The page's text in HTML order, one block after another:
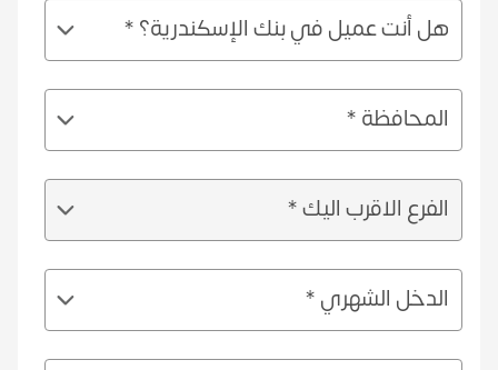
هل أنت عميل في بنك الإسكندرية؟ *
المحافظة *
الفرع الاقرب اليك *
الدخل الشهري *